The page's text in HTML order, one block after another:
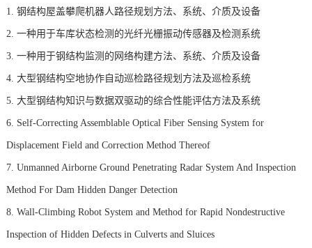
1. 钢结构屋盖攀爬机器人路径规划方法、系统、介质及设备
2. 一种用于车库状态检测的光纤光栅振动传感器及检测系统
3. 一种用于钢结构监测的网络构建方法、系统、介质及设备
4. 大型钢结构空地协作自动巡检路径规划方法及巡检系统
5. 大型钢结构知识与数据双驱动的综合性能评估方法及系统
6. Self-Correcting Assemblable Optical Fiber Sensing System for
Displacement Field and Correction Method Thereof
7. Unmanned Airborne Ground Penetrating Radar System And Inspection
Method For Dam Hidden Danger Detection
8. Wall-Climbing Robot System and Method for Rapid Nondestructive
Inspection of Hidden Defects in Culverts and Sluices